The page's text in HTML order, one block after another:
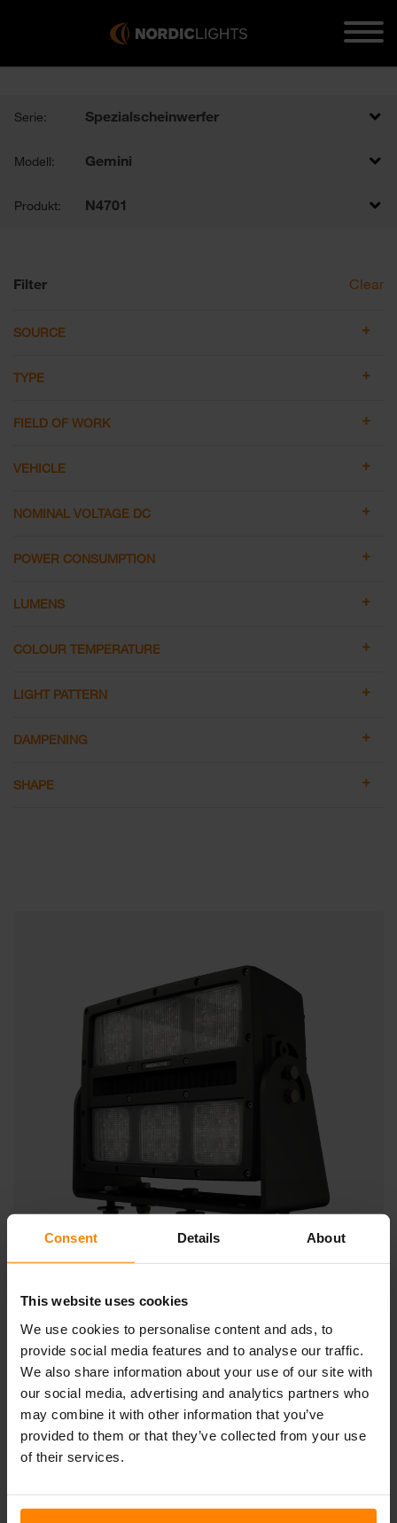
Consent Details About
This website uses cookies
We use cookies to personalise content and ads, to
provide social media features and to analyse our traffic.
We also share information about your use of our site with
our social media, advertising and analytics partners who
may combine it with other information that you’ve
provided to them or that they’ve collected from your use
of their services.
Serie: Spezialscheinwerfer
Modell: Gemini
Produkt: N4701
Filter Clear
SOURCE
TYPE
FIELD OF WORK
VEHICLE
NOMINAL VOLTAGE DC
POWER CONSUMPTION
LUMENS
COLOUR TEMPERATURE
LIGHT PATTERN
DAMPENING
SHAPE
GEMINI N4701
Dieser majestätische Arbeitsscheinwerfer hat nicht
weniger als 60 LEDs und wiegt ganze 18 kg. Der NORDIC
LIGHTS® Gemini N4701 wird vor allem im Bergbau und
an Schaufelradbaggern eingesetzt.
Mit einer Lichtausbeute von 25 000 Lumen kommt er aber
auch bei der Ausleuchtung von Häfen zum Einsatz und
wird dabei in der Regel auf Hafenmasten montiert.
Produktdatenblatt